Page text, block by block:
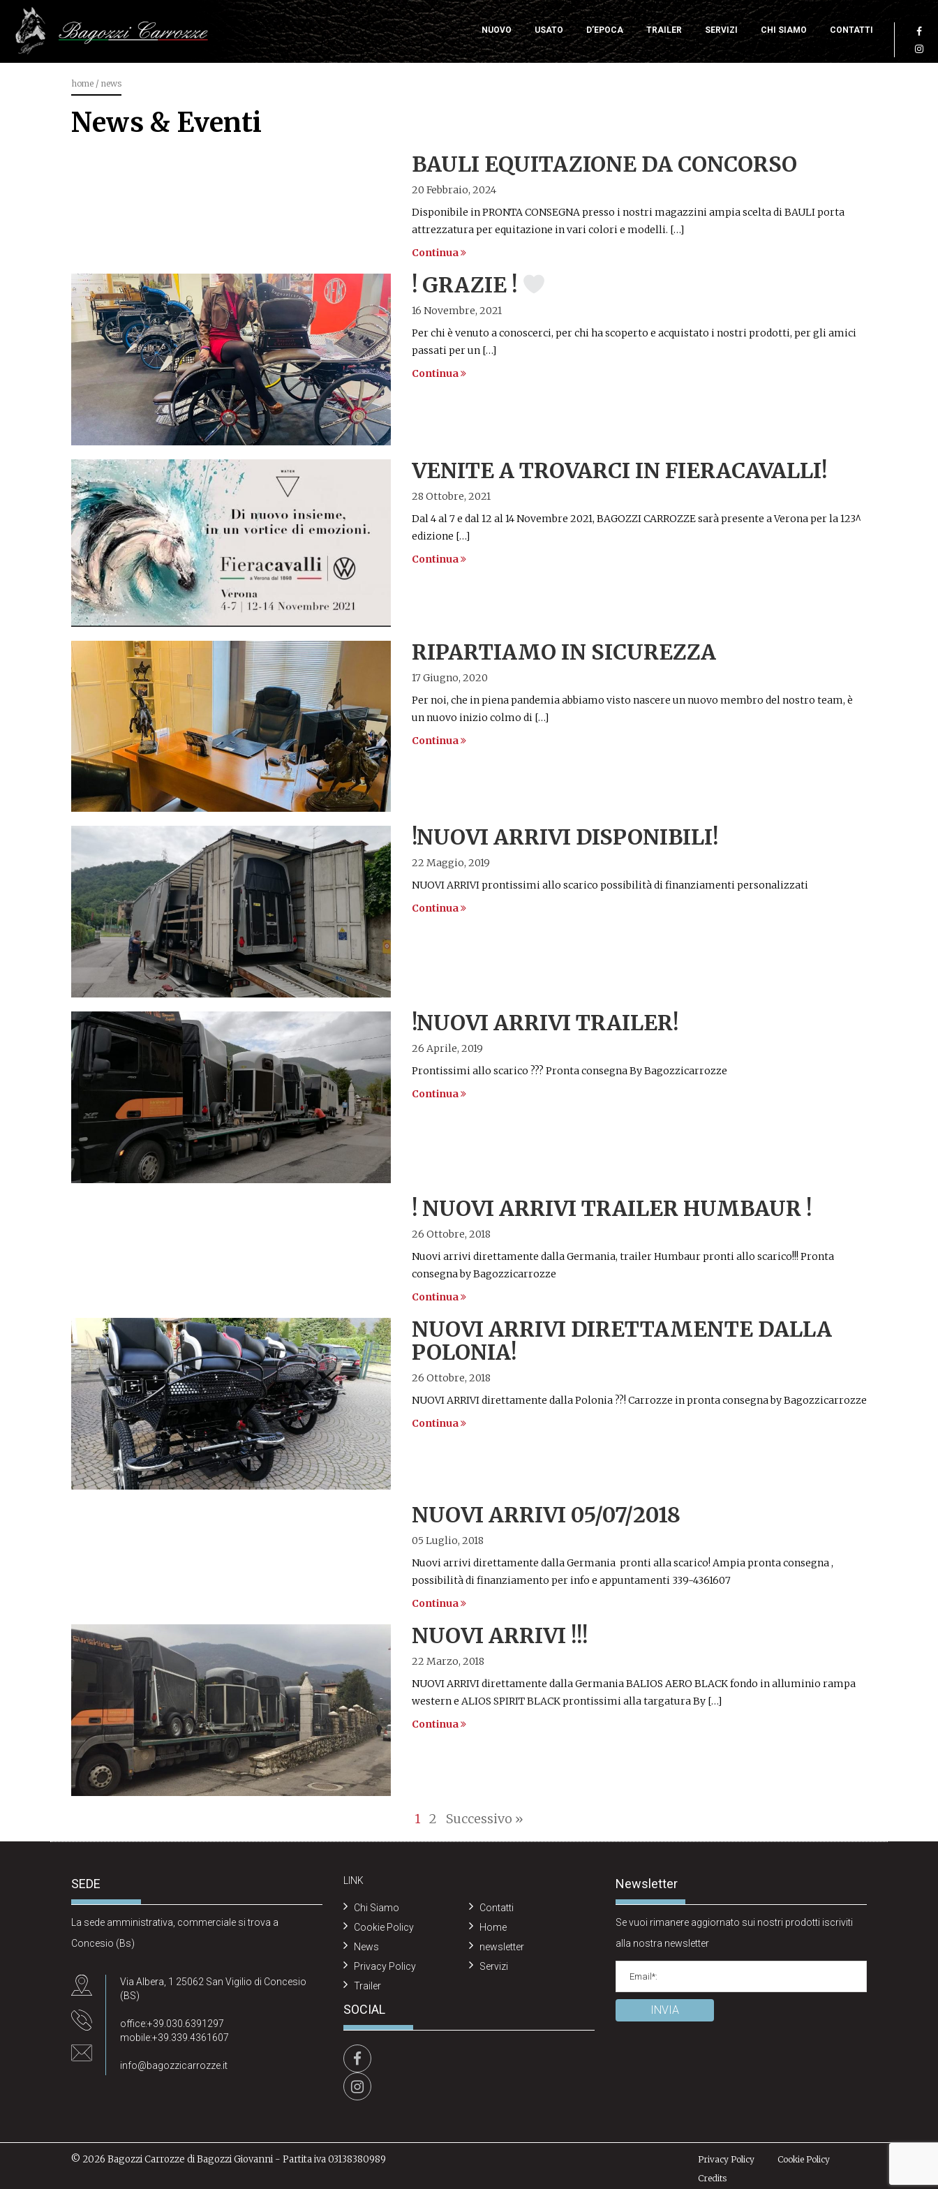
NUOVO USATO D’EPOCA TRAILER SERVIZI CHI SIAMO CONTATTI
home / news
News & Eventi
BAULI EQUITAZIONE DA CONCORSO
20 Febbraio, 2024
Disponibile in PRONTA CONSEGNA presso i nostri magazzini ampia scelta di BAULI porta
attrezzatura per equitazione in vari colori e modelli. […]
Continua
! GRAZIE !
16 Novembre, 2021
Per chi è venuto a conoscerci, per chi ha scoperto e acquistato i nostri prodotti, per gli amici
passati per un […]
Continua
VENITE A TROVARCI IN FIERACAVALLI!
28 Ottobre, 2021
Dal 4 al 7 e dal 12 al 14 Novembre 2021, BAGOZZI CARROZZE sarà presente a Verona per la 123^
edizione […]
Continua
RIPARTIAMO IN SICUREZZA
17 Giugno, 2020
Per noi, che in piena pandemia abbiamo visto nascere un nuovo membro del nostro team, è
un nuovo inizio colmo di […]
Continua
!NUOVI ARRIVI DISPONIBILI!
22 Maggio, 2019
NUOVI ARRIVI prontissimi allo scarico possibilità di finanziamenti personalizzati
Continua
!NUOVI ARRIVI TRAILER!
26 Aprile, 2019
Prontissimi allo scarico ??? Pronta consegna By Bagozzicarrozze
Continua
! NUOVI ARRIVI TRAILER HUMBAUR !
26 Ottobre, 2018
Nuovi arrivi direttamente dalla Germania, t️railer Humbaur pronti allo scarico!!! Pronta
consegna by Bagozzicarrozze
Continua
NUOVI ARRIVI DIRETTAMENTE DALLA
POLONIA!
26 Ottobre, 2018
NUOVI ARRIVI direttamente dalla Polonia ??! Carrozze in pronta consegna by Bagozzicarrozze
Continua
NUOVI ARRIVI 05/07/2018
05 Luglio, 2018
Nuovi arrivi direttamente dalla Germania pronti alla scarico! Ampia pronta consegna ,
possibilità di finanziamento per info e appuntamenti 339-4361607
Continua
NUOVI ARRIVI !!!
22 Marzo, 2018
NUOVI ARRIVI direttamente dalla Germania BALIOS AERO BLACK fondo in alluminio rampa
western e ALIOS SPIRIT BLACK prontissimi alla targatura By […]
Continua
1 2 Successivo »
SEDE
La sede amministrativa, commerciale si trova a
Concesio (Bs)
Via Albera, 1 25062 San Vigilio di Concesio
(BS)
office:+39.030.6391297
mobile:+39.339.4361607
info@bagozzicarrozze.it
LINK
Chi Siamo
Contatti
Cookie Policy
Home
News
newsletter
Privacy Policy
Servizi
Trailer
SOCIAL
Newsletter
Se vuoi rimanere aggiornato sui nostri prodotti iscriviti
alla nostra newsletter
© 2026 Bagozzi Carrozze di Bagozzi Giovanni - Partita iva 03138380989 Privacy Policy
Cookie Policy
Credits